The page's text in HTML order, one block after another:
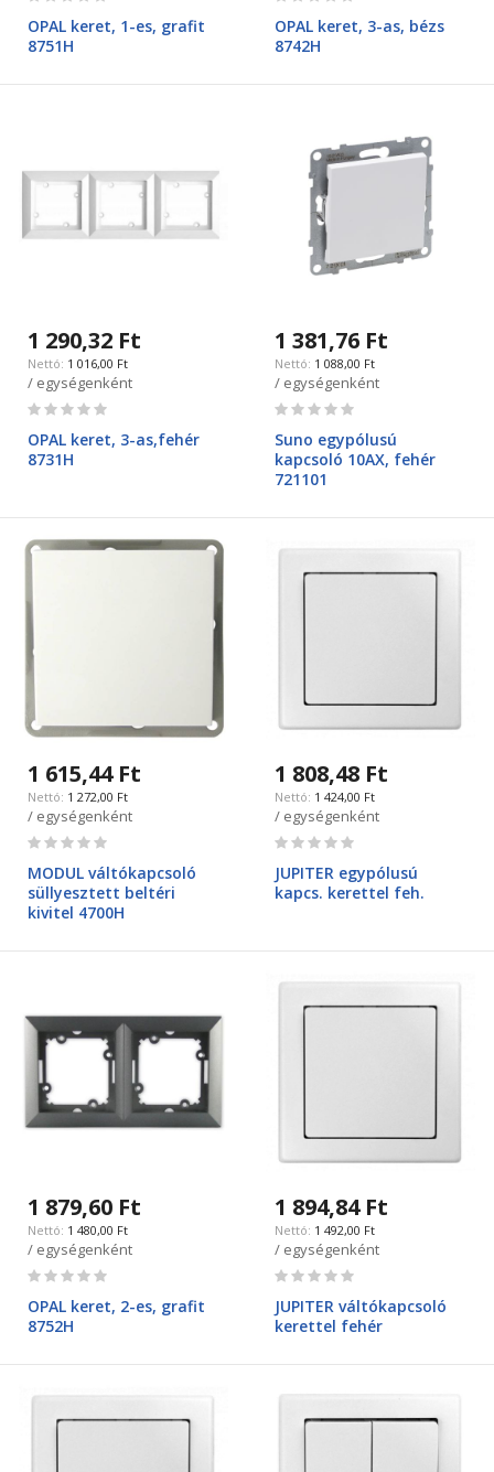
OPAL keret, 1-es, grafit
8751H
OPAL keret, 3-as, bézs
8742H
1 290,32 Ft
1 016,00 Ft
/ egységenként
Rating:
OPAL keret, 3-as,fehér
8731H
1 381,76 Ft
1 088,00 Ft
/ egységenként
Rating:
Suno egypólusú
kapcsoló 10AX, fehér
721101
1 615,44 Ft
1 272,00 Ft
/ egységenként
Rating:
MODUL váltókapcsoló
süllyesztett beltéri
kivitel 4700H
1 808,48 Ft
1 424,00 Ft
/ egységenként
Rating:
JUPITER egypólusú
kapcs. kerettel feh.
1 879,60 Ft
1 480,00 Ft
/ egységenként
Rating:
OPAL keret, 2-es, grafit
8752H
1 894,84 Ft
1 492,00 Ft
/ egységenként
Rating:
JUPITER váltókapcsoló
kerettel fehér